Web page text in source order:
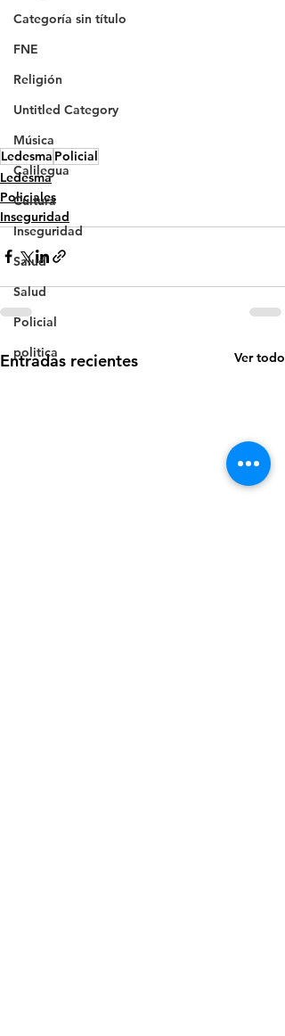
Categoría sin título
FNE
Religión
Untitled Category
Música
Calilegua
Cultura
Inseguridad
Salud
Salud
Policial
politica
Ledesma Policial
Ledesma
Policiales
Inseguridad
Entradas recientes Ver todo